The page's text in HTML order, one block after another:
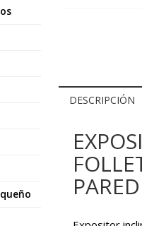
DESCRIPCIÓN
PARED